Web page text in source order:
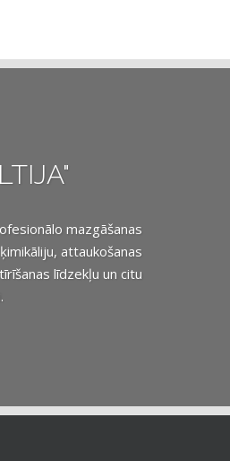
mazgāšanas
attaukošanas
līdzekļu un citu